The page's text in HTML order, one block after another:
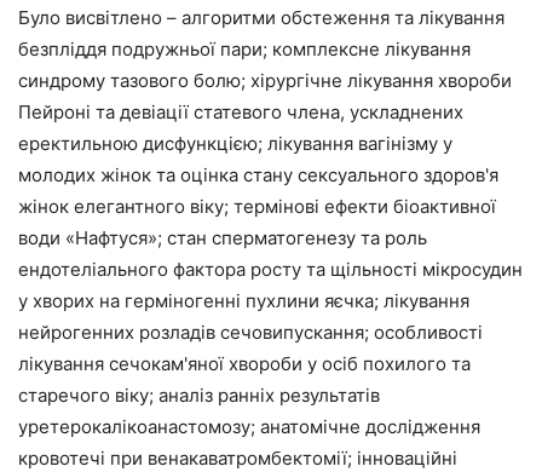
Було висвітлено – алгоритми обстеження та лікування
безпліддя подружньої пари; комплексне лікування
синдрому тазового болю; хірургічне лікування хвороби
Пейроні та девіації статевого члена, ускладнених
еректильною дисфункцією; лікування вагінізму у
молодих жінок та оцінка стану сексуального здоров'я
жінок елегантного віку; термінові ефекти біоактивної
води «Нафтуся»; стан сперматогенезу та роль
ендотеліального фактора росту та щільності мікросудин
у хворих на герміногенні пухлини яєчка; лікування
нейрогенних розладів сечовипускання; особливості
лікування сечокам'яної хвороби у осіб похилого та
старечого віку; аналіз ранніх результатів
уретерокалікоанастомозу; анатомічне дослідження
кровотечі при венакаватромбектомії; інноваційні